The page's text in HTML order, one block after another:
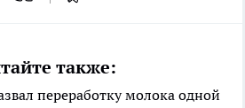
также:
переработку молока одной